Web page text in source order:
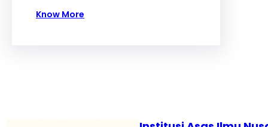
Know More